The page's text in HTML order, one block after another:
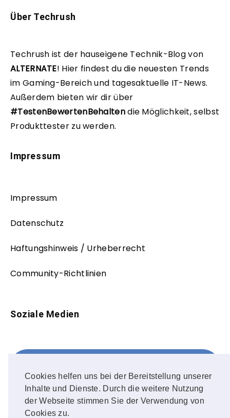
Cookies helfen uns bei der Bereitstellung unserer
Inhalte und Dienste. Durch die weitere Nutzung
der Webseite stimmen Sie der Verwendung von
Cookies zu.
Über Techrush
Techrush ist der hauseigene Technik-Blog von
ALTERNATE! Hier findest du die neuesten Trends
im Gaming-Bereich und tagesaktuelle IT-News.
Außerdem bieten wir dir über
#TestenBewertenBehaltendie Möglichkeit, selbst
Produkttester zu werden.
Impressum
Impressum
Datenschutz
Haftungshinweis / Urheberrecht
Community-Richtlinien
Soziale Medien
FOLLOW ME!
Instagram
OUR PHOTOS!